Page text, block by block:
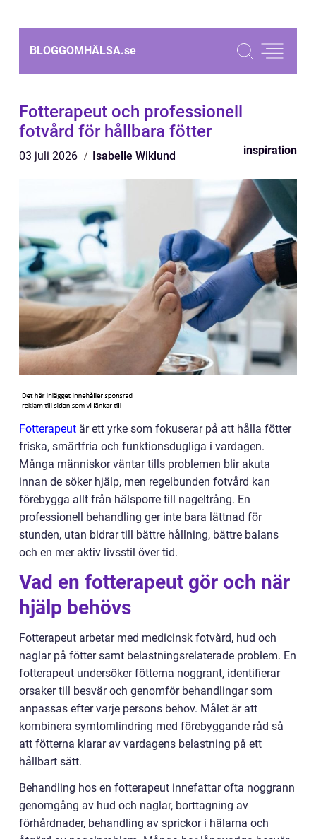
BLOGGOMHÄLSA.se
Fotterapeut och professionell
fotvård för hållbara fötter
03 juli 2026 Isabelle Wiklund inspiration
Fotterapeut är ett yrke som fokuserar på att hålla fötter
friska, smärtfria och funktionsdugliga i vardagen.
Många människor väntar tills problemen blir akuta
innan de söker hjälp, men regelbunden fotvård kan
förebygga allt från hälsporre till nageltrång. En
professionell behandling ger inte bara lättnad för
stunden, utan bidrar till bättre hållning, bättre balans
och en mer aktiv livsstil över tid.
Vad en fotterapeut gör och när
hjälp behövs
Fotterapeut arbetar med medicinsk fotvård, hud och
naglar på fötter samt belastningsrelaterade problem. En
fotterapeut undersöker fötterna noggrant, identifierar
orsaker till besvär och genomför behandlingar som
anpassas efter varje persons behov. Målet är att
kombinera symtomlindring med förebyggande råd så
att fötterna klarar av vardagens belastning på ett
hållbart sätt.
Behandling hos en fotterapeut innefattar ofta noggrann
genomgång av hud och naglar, borttagning av
förhårdnader, behandling av sprickor i hälarna och